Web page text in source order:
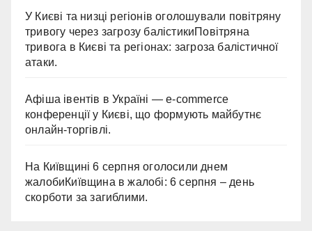
У Києві та низці регіонів оголошували повітряну
тривогу через загрозу балістикиПовітряна
тривога в Києві та регіонах: загроза балістичної
атаки.
Афіша івентів в Україні — e-commerce
конференції у Києві, що формують майбутнє
онлайн-торгівлі.
На Київщині 6 серпня оголосили днем
жалобиКиївщина в жалобі: 6 серпня – день
скорботи за загиблими.